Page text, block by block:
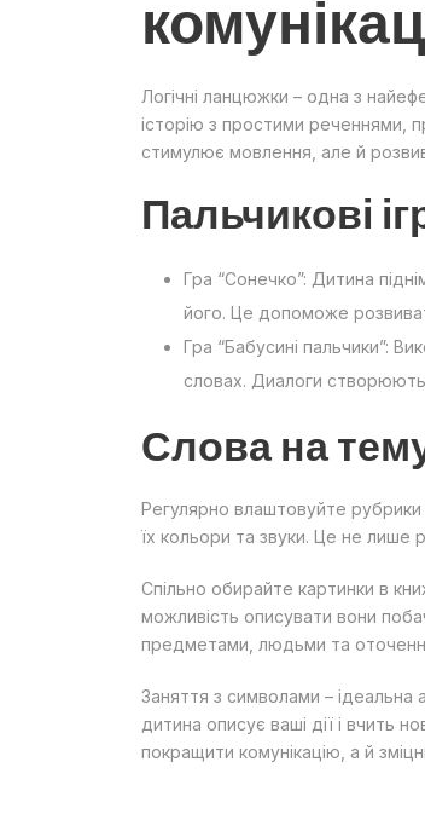
Логічні ланцюжки – одна з
історію з простими реченнями,
стимулює мовлення, але й
Пальчикові
Гра “Сонечко”: Дитина
його. Це допоможе
Гра “Бабусині пальчики”:
словах. Диалоги
Слова на
Регулярно влаштовуйте
їх кольори та звуки. Це не лише
Спільно обирайте картинки в
можливість описувати вони
предметами, людьми та
Заняття з символами – ідеальна
дитина описує ваші дії і вчить
покращити комунікацію, а й